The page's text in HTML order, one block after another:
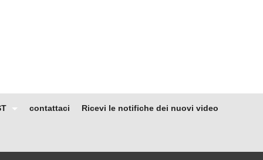
contattaci Ricevi le notifiche dei nuovi video